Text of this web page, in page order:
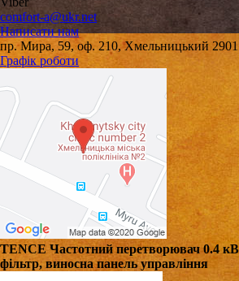
comfort-a@ukr.net
Написати нам
пр. Мира, 59, оф. 210, Хмельницький
Графік роботи
TENCE Частотний перетворювач 0.4
фільтр, виносна панель управління